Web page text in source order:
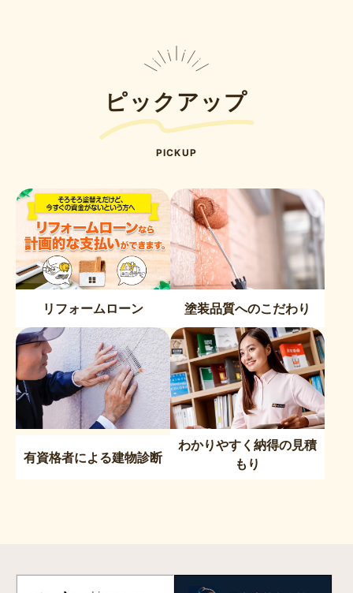
ピックアップ
PICKUP
リフォームローン 塗装品質へのこだわり
有資格者による建物診断
わかりやすく納得の見積
もり